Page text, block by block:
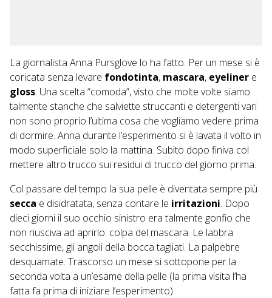
La giornalista Anna Pursglove lo ha fatto. Per un mese si è
coricata senza levare fondotinta, mascara, eyeliner e
gloss. Una scelta “comoda”, visto che molte volte siamo
talmente stanche che salviette struccanti e detergenti vari
non sono proprio l’ultima cosa che vogliamo vedere prima
di dormire. Anna durante l’esperimento si è lavata il volto in
modo superficiale solo la mattina. Subito dopo finiva col
mettere altro trucco sui residui di trucco del giorno prima.
Col passare del tempo la sua pelle è diventata sempre più
secca e disidratata, senza contare le irritazioni. Dopo
dieci giorni il suo occhio sinistro era talmente gonfio che
non riusciva ad aprirlo: colpa del mascara. Le labbra
secchissime, gli angoli della bocca tagliati. La palpebre
desquamate. Trascorso un mese si sottopone per la
seconda volta a un’esame della pelle (la prima visita l’ha
fatta fa prima di iniziare l’esperimento).